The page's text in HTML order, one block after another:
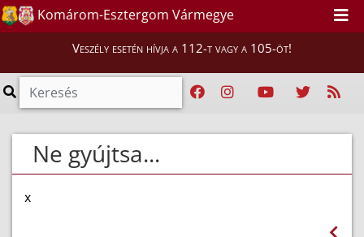
Komárom-Esztergom Vármegye
Veszély esetén hívja a 112-t vagy a 105-öt!
Ne gyújtsa...
x